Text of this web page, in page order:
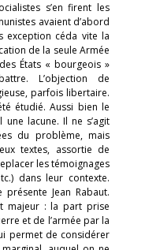
s’en firent les
avaient d’abord
exception céda vite la
de la seule Armée
États « bourgeois »
L’objection de
parfois libertaire.
étudié. Aussi bien le
lacune. Il ne s’agit
du problème, mais
textes, assortie de
les témoignages
dans leur contexte.
Jean Rabaut.
majeur : la part prise
et de l’armée par la
permet de considérer